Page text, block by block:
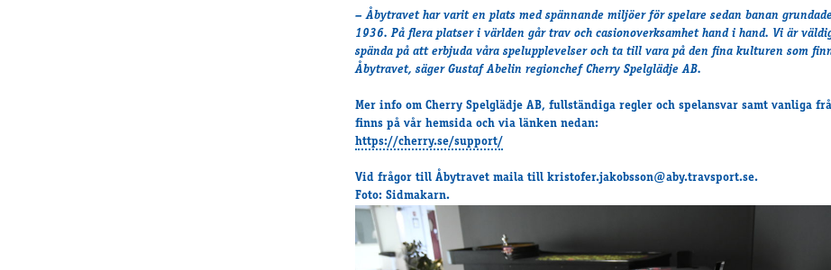
– Åbytravet har varit en plats med spännande miljöer för spelare sedan banan
1936. På flera platser i världen går trav och casionoverksamhet hand i hand. Vi är
spända på att erbjuda våra spelupplevelser och ta till vara på den fina kulturen som
Åbytravet, säger Gustaf Abelin regionchef Cherry Spelglädje AB.
Mer info om Cherry Spelglädje AB, fullständiga regler och spelansvar samt vanliga
finns på vår hemsida och via länken nedan:
https://cherry.se/support/
Vid frågor till Åbytravet maila till kristofer.jakobsson@aby.travsport.se.
Foto: Sidmakarn.